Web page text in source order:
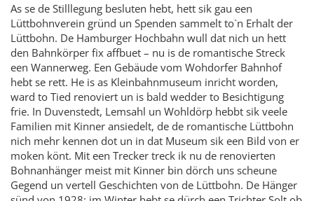
As se de Stilllegung besluten hebt, hett sik gau een
Lüttbohnverein gründ un Spenden sammelt to`n Erhalt der
Lüttbohn. De Hamburger Hochbahn wull dat nich un hett
den Bahnkörper fix affbuet – nu is de romantische Streck
een Wannerweg. Een Gebäude vom Wohdorfer Bahnhof
hebt se rett. He is as Kleinbahnmuseum inricht worden,
ward to Tied renoviert un is bald wedder to Besichtigung
frie. In Duven­stedt, Lemsahl un Wohldörp hebbt sik veele
Familien mit Kinner ansiedelt, de de romantische Lüttbohn
nich mehr kennen dot un in dat Museum sik een Bild von er
moken könt. Mit een Trecker treck ik nu de renovierten
Bohnanhänger meist mit Kinner bin dörch uns scheune
Gegend un vertell Geschichten von de Lüttbohn. De Hänger